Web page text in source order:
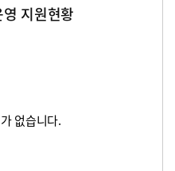
지원현황
없습니다.